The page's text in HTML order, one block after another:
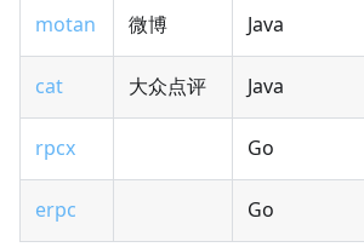
motan 微博 Java
cat 大众点评 Java
rpcx Go
erpc Go